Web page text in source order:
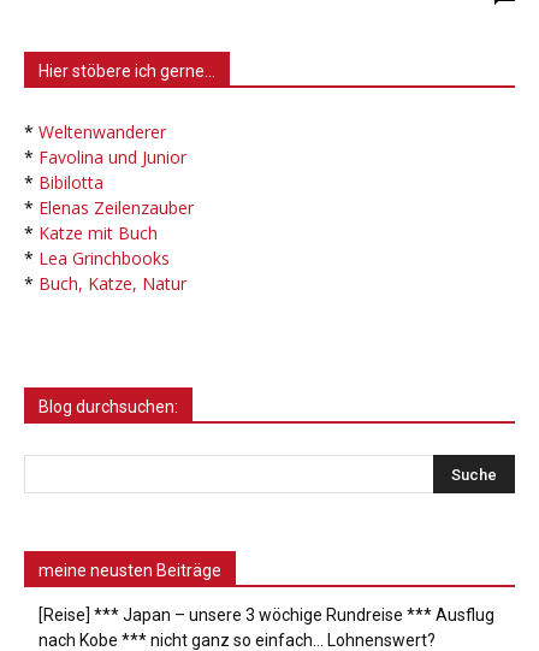
Hier stöbere ich gerne…
* Weltenwanderer
* Favolina und Junior
* Bibilotta
* Elenas Zeilenzauber
* Katze mit Buch
* Lea Grinchbooks
* Buch, Katze, Natur
Blog durchsuchen:
meine neusten Beiträge
[Reise] *** Japan – unsere 3 wöchige Rundreise *** Ausflug
nach Kobe *** nicht ganz so einfach… Lohnenswert?